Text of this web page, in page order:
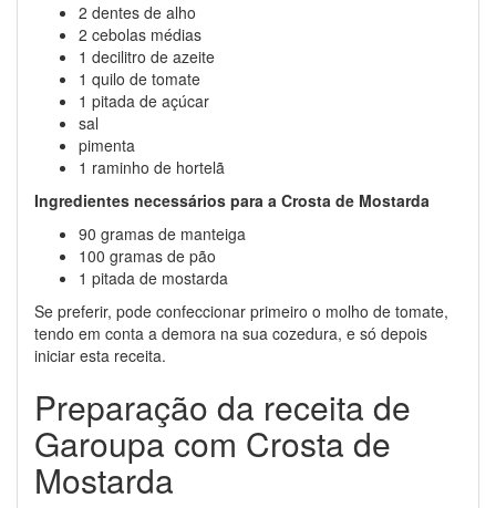
2 dentes de alho
2 cebolas médias
1 decilitro de azeite
1 quilo de tomate
1 pitada de açúcar
sal
pimenta
1 raminho de hortelã
Ingredientes necessários para a Crosta de Mostarda
90 gramas de manteiga
100 gramas de pão
1 pitada de mostarda
Se preferir, pode confeccionar primeiro o molho de tomate,
tendo em conta a demora na sua cozedura, e só depois
iniciar esta receita.
Preparação da receita de
Garoupa com Crosta de
Mostarda